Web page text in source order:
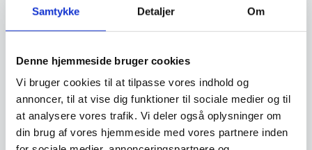
Samtykke Detaljer Om
Denne hjemmeside bruger cookies
Vi bruger cookies til at tilpasse vores indhold og
annoncer, til at vise dig funktioner til sociale medier og til
at analysere vores trafik. Vi deler også oplysninger om
din brug af vores hjemmeside med vores partnere inden
Museliving
Skuffehylde/Sengebord i
massiv eg
Super flot og elegant reol med
skuffe og hylde i massivt
egetræ.Super flot og…
HOTMIXPRO/SMOKE
Til både HotmixPRO og til deres
smoker.Den er…